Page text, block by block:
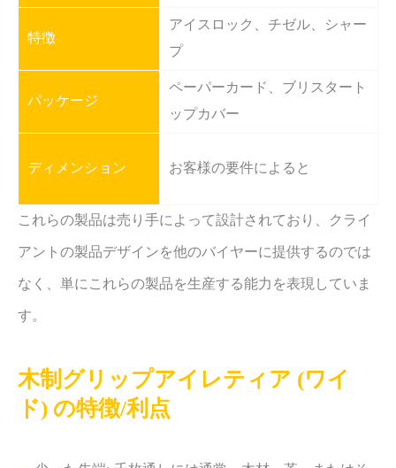
特徴
アイスロック、チゼル、シャー
プ
パッケージ
ペーパーカード、ブリスタート
ップカバー
ディメンション お客様の要件によると
これらの製品は売り手によって設計されており、クライ
アントの製品デザインを他のバイヤーに提供するのでは
なく、単にこれらの製品を生産する能力を表現していま
す。
木制グリップアイレティア (ワイ
ド) の特徴/利点